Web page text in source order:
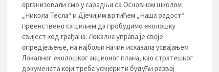
организовали смо у сарадњи са Основном школом
„Никола Тесла“ и Дјечијим вртићем „Наша радост“
првенствено са циљем да пробудимо еколошку
свијест код грађана. Локална управа је своје
опредјељење, на најбољи начин исказала усвајањем
Локалног еколошког акционог плана, као стратешког
докумената који треба усмјерити будући развој